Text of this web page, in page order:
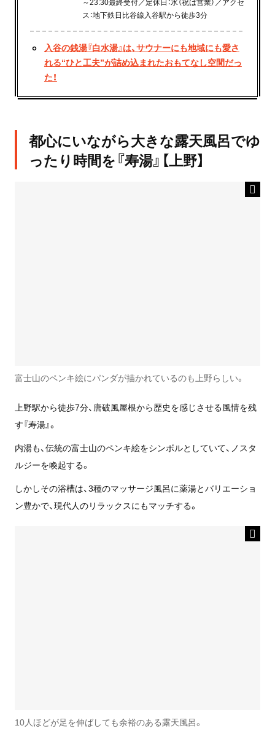
ス：地下鉄日比谷線入谷駅から徒歩3分
入谷の銭湯『白水湯』は、サウナーにも地域にも愛さ
れる“ひと工夫”が詰め込まれたおもてなし空間だっ
た！
都心にいながら大きな露天風呂でゆ
ったり時間を『寿湯』【上野】
富士山のペンキ絵にパンダが描かれているのも上野らしい。
上野駅から徒歩7分、唐破風屋根から歴史を感じさせる風情を残
す『寿湯』。
内湯も、伝統の富士山のペンキ絵をシンボルとしていて、ノスタ
ルジーを喚起する。
しかしその浴槽は、3種のマッサージ風呂に薬湯とバリエーショ
ン豊かで、現代人のリラックスにもマッチする。
10人ほどが足を伸ばしても余裕のある露天風呂。